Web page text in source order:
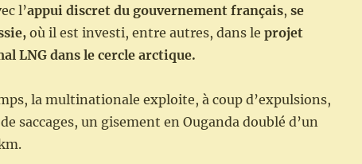
l’appui discret du gouvernement français, se
où il est investi, entre autres, dans le projet
LNG dans le cercle arctique.
la multinationale exploite, à coup d’expulsions,
saccages, un gisement en Ouganda doublé d’un